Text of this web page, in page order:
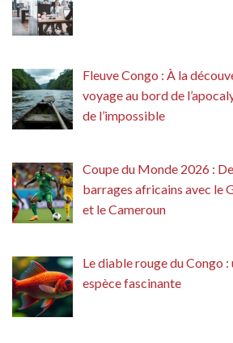
Fleuve Congo : À la
voyage au bord de
de l’impossible
Coupe du Monde 2026 :
barrages africains avec le
et le Cameroun
Le diable rouge du Congo
espèce fascinante